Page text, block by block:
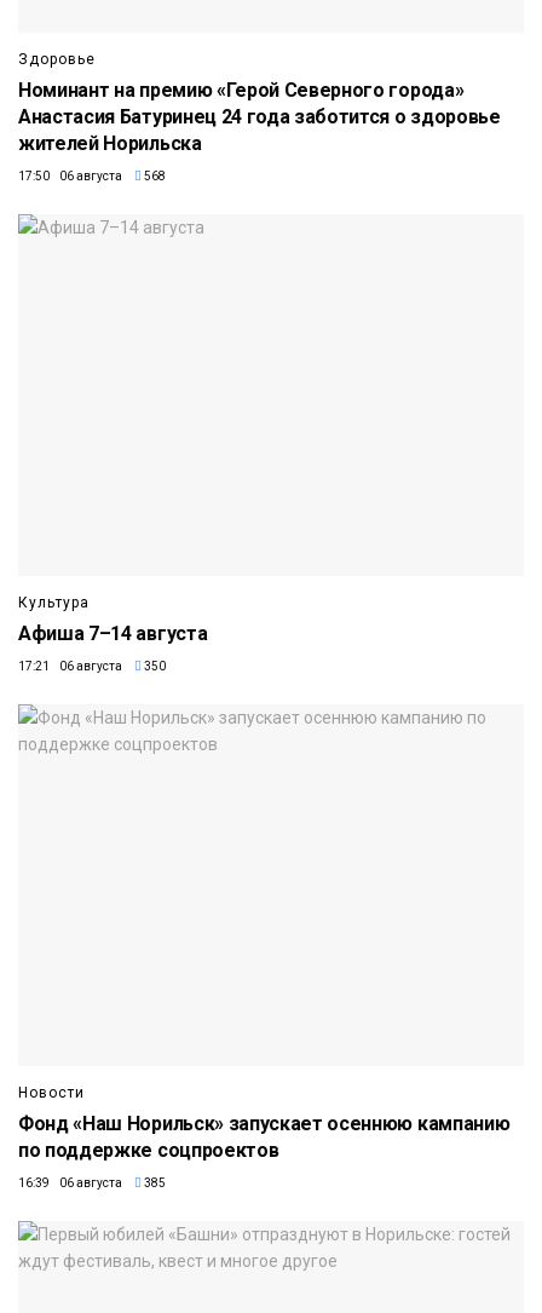
Здоровье
Номинант на премию «Герой Северного города»
Анастасия Батуринец 24 года заботится о здоровье
жителей Норильска
17:50 06 августа 568
Культура
Афиша 7–14 августа
17:21 06 августа 350
Новости
Фонд «Наш Норильск» запускает осеннюю кампанию
по поддержке соцпроектов
16:39 06 августа 385